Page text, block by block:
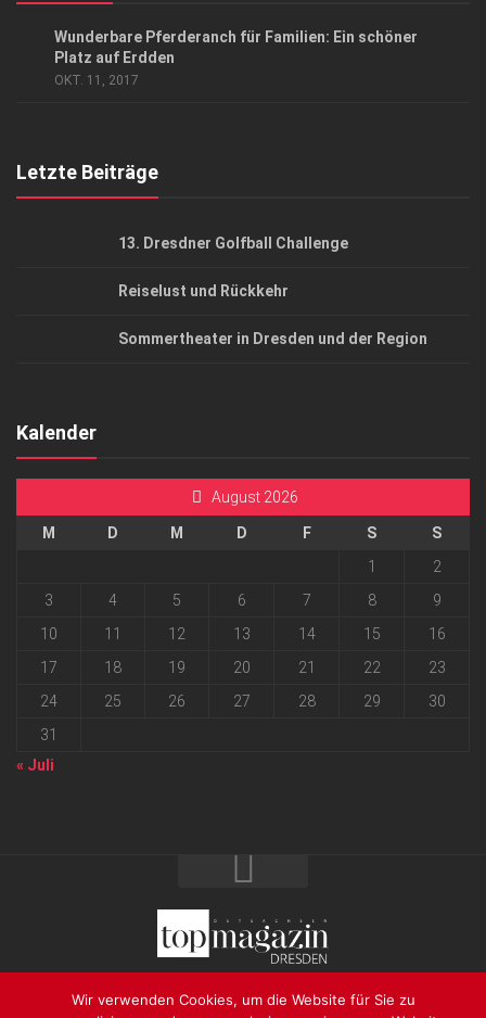
Wunderbare Pferderanch für Familien: Ein schöner
Platz auf Erdden
OKT. 11, 2017
Letzte Beiträge
13. Dresdner Golfball Challenge
Reiselust und Rückkehr
Sommertheater in Dresden und der Region
Kalender
August 2026
M D M D F S
S
1
2
3
4 5 6 7 8
9
10
11 12 13 14 15
16
17
18 19 20 21 22
23
24
25 26 27 28 29
30
31
« Juli
2026 progressmedia Verlag & Werbeagentur GmbH • Bautzner
Wir verwenden Cookies, um die Website für Sie zu